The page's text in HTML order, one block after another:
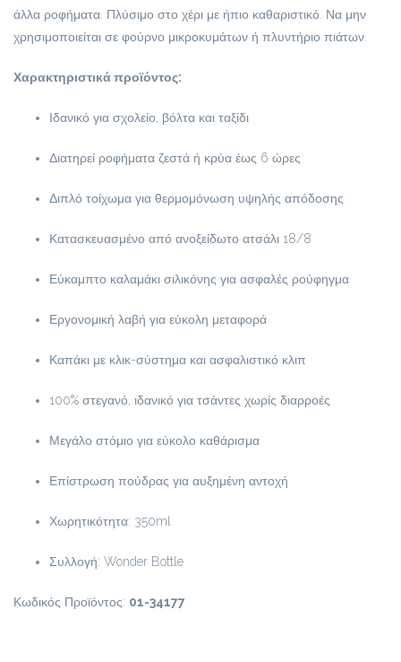
άλλα ροφήματα. Πλύσιμο στο χέρι με ήπιο καθαριστικό. Να μην
χρησιμοποιείται σε φούρνο μικροκυμάτων ή πλυντήριο πιάτων.
Χαρακτηριστικά προϊόντος:
Ιδανικό για σχολείο, βόλτα και ταξίδι
Διατηρεί ροφήματα ζεστά ή κρύα έως 6 ώρες
Διπλό τοίχωμα για θερμομόνωση υψηλής απόδοσης
Κατασκευασμένο από ανοξείδωτο ατσάλι 18/8
Εύκαμπτο καλαμάκι σιλικόνης για ασφαλές ρούφηγμα
Εργονομική λαβή για εύκολη μεταφορά
Καπάκι με κλικ-σύστημα και ασφαλιστικό κλιπ
100% στεγανό, ιδανικό για τσάντες χωρίς διαρροές
Μεγάλο στόμιο για εύκολο καθάρισμα
Επίστρωση πούδρας για αυξημένη αντοχή
Χωρητικότητα: 350ml
Συλλογή: Wonder Bottle
Κωδικός Προϊόντος: 01-34177